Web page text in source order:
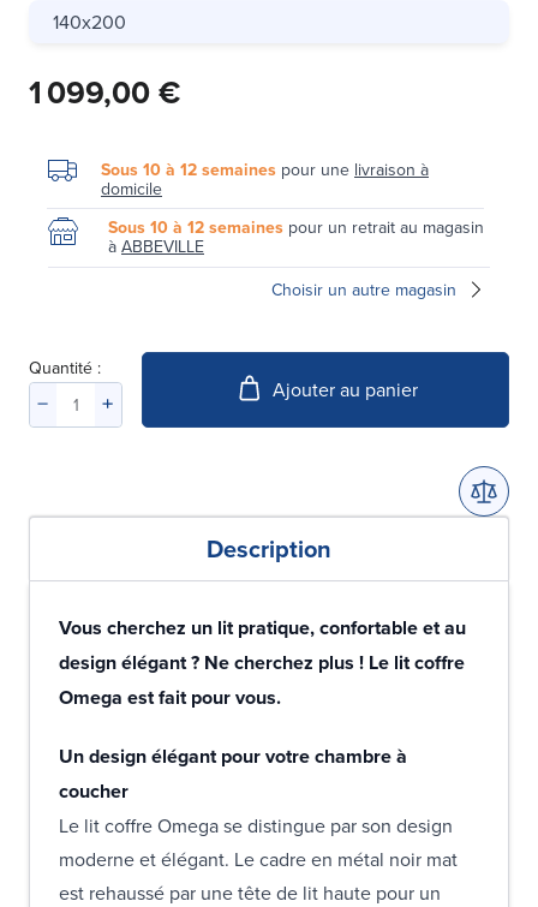
140x200
1 099,00 €
Sous 10 à 12 semaines pour une livraison à
domicile
Sous 10 à 12 semaines pour un retrait au magasin
à ABBEVILLE
Choisir un autre magasin
Quantité :
Ajouter au panier
Description
Vous cherchez un lit pratique, confortable et au
design élégant ? Ne cherchez plus ! Le lit coffre
Omega est fait pour vous.
Un design élégant pour votre chambre à
coucher
Le lit coffre Omega se distingue par son design
moderne et élégant. Le cadre en métal noir mat
est rehaussé par une tête de lit haute pour un